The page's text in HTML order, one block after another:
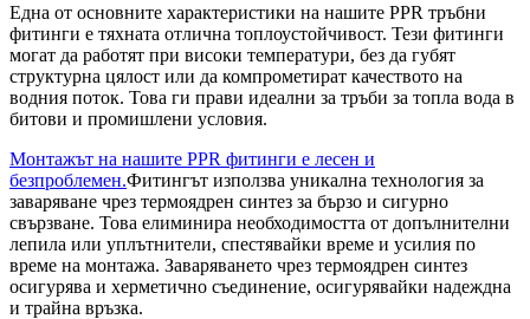
Една от основните характеристики на нашите PPR тръбни
фитинги е тяхната отлична топлоустойчивост. Тези фитинги
могат да работят при високи температури, без да губят
структурна цялост или да компрометират качеството на
водния поток. Това ги прави идеални за тръби за топла вода в
битови и промишлени условия.
Монтажът на нашите PPR фитинги е лесен и
безпроблемен.Фитингът използва уникална технология за
заваряване чрез термоядрен синтез за бързо и сигурно
свързване. Това елиминира необходимостта от допълнителни
лепила или уплътнители, спестявайки време и усилия по
време на монтажа. Заваряването чрез термоядрен синтез
осигурява и херметично съединение, осигурявайки надеждна
и трайна връзка.